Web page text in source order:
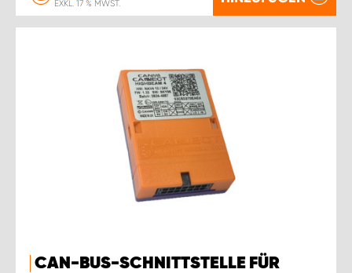
EXKL. 17 % MWST.
CAN-BUS-SCHNITTSTELLE FÜR